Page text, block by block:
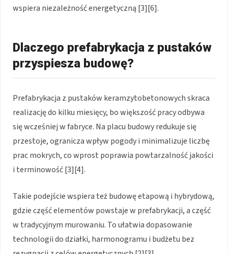
wspiera niezależność energetyczną [3][6].
Dlaczego prefabrykacja z pustaków
przyspiesza budowę?
Prefabrykacja z pustaków keramzytobetonowych skraca
realizację do kilku miesięcy, bo większość pracy odbywa
się wcześniej w fabryce. Na placu budowy redukuje się
przestoje, ogranicza wpływ pogody i minimalizuje liczbę
prac mokrych, co wprost poprawia powtarzalność jakości
i terminowość [3][4].
Takie podejście wspiera też budowę etapową i hybrydową,
gdzie część elementów powstaje w prefabrykacji, a część
w tradycyjnym murowaniu. To ułatwia dopasowanie
technologii do działki, harmonogramu i budżetu bez